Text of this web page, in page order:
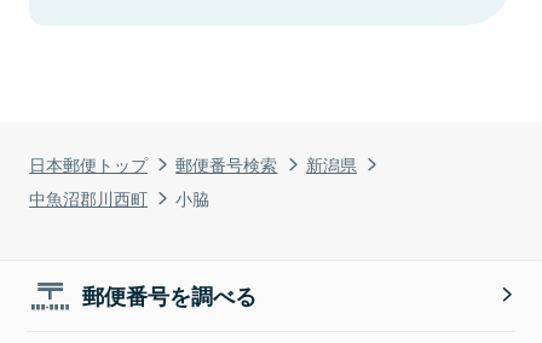
日本郵便トップ 郵便番号検索
新潟県
中魚沼郡川西町
小脇
郵便番号を調べる